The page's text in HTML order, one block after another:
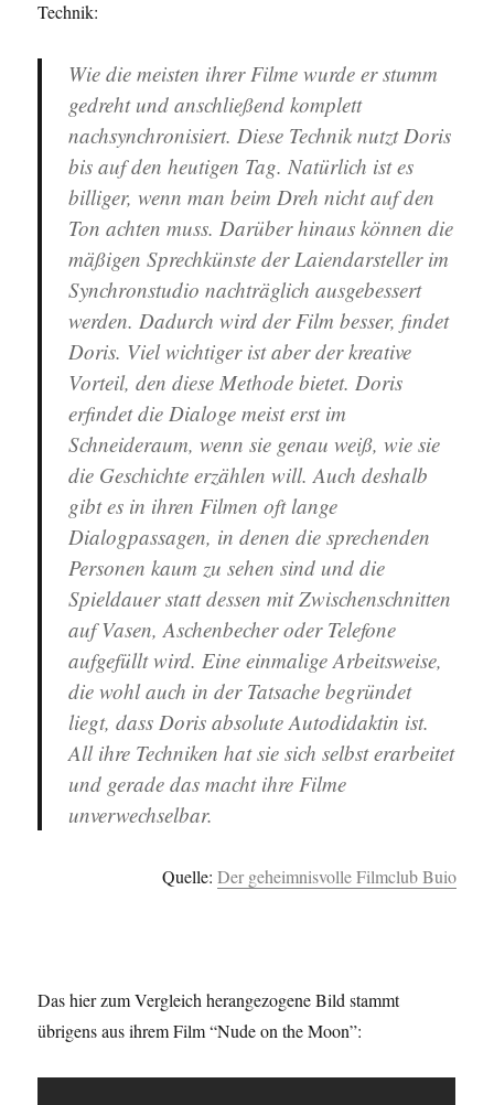
Technik:
Wie die meisten ihrer Filme wurde er stumm
gedreht und anschließend komplett
nachsynchronisiert. Diese Technik nutzt Doris
bis auf den heutigen Tag. Natürlich ist es
billiger, wenn man beim Dreh nicht auf den
Ton achten muss. Darüber hinaus können die
mäßigen Sprechkünste der Laiendarsteller im
Synchronstudio nachträglich ausgebessert
werden. Dadurch wird der Film besser, findet
Doris. Viel wichtiger ist aber der kreative
Vorteil, den diese Methode bietet. Doris
erfindet die Dialoge meist erst im
Schneideraum, wenn sie genau weiß, wie sie
die Geschichte erzählen will. Auch deshalb
gibt es in ihren Filmen oft lange
Dialogpassagen, in denen die sprechenden
Personen kaum zu sehen sind und die
Spieldauer statt dessen mit Zwischenschnitten
auf Vasen, Aschenbecher oder Telefone
aufgefüllt wird. Eine einmalige Arbeitsweise,
die wohl auch in der Tatsache begründet
liegt, dass Doris absolute Autodidaktin ist.
All ihre Techniken hat sie sich selbst erarbeitet
und gerade das macht ihre Filme
unverwechselbar.
Quelle: Der geheimnisvolle Filmclub Buio
Das hier zum Vergleich herangezogene Bild stammt
übrigens aus ihrem Film “Nude on the Moon”: